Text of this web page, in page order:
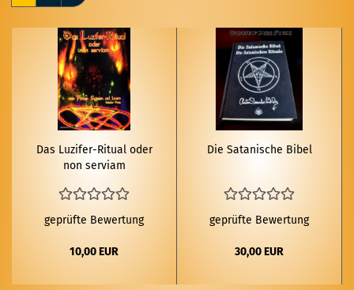
Das Luzifer-​​Ri­tu­al oder
non ser­vi­am
geprüfte Bewertung
10,00 EUR
Die Sa­ta­ni­sche Bibel
geprüfte Bewertung
30,00 EUR